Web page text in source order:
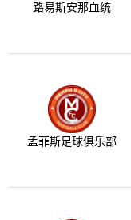
路易斯安那血统
孟菲斯足球俱乐部